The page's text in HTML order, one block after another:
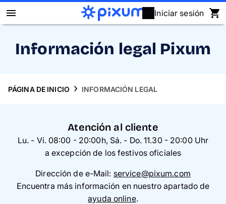
Iniciar sesión
Cuadros
Información legal Pixum
PÁGINA DE INICIO INFORMACIÓN LEGAL
Atención al cliente
Lu. - Vi. 08:00 - 20:00h, Sá. - Do. 11.30 - 20:00 Uhr
a excepción de los festivos oficiales
Dirección de e-Mail: service@pixum.com
Encuentra más información en nuestro apartado de
ayuda online.